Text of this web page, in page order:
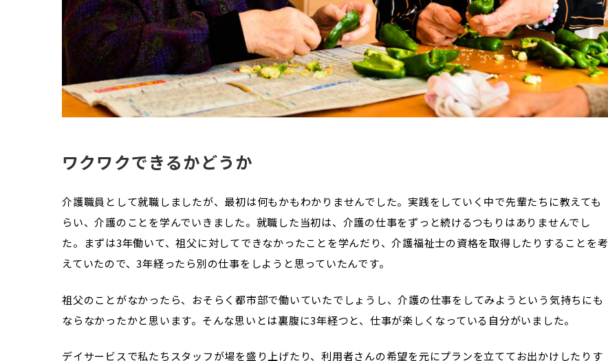
ワクワクできるかどうか
介護職員として就職しましたが、最初は何もかもわかりませんでした。実践をしていく中で先輩たちに教えても
らい、介護のことを学んでいきました。就職した当初は、介護の仕事をずっと続けるつもりはありませんでし
た。まずは3年働いて、祖父に対してできなかったことを学んだり、介護福祉士の資格を取得したりすることを考
えていたので、3年経ったら別の仕事をしようと思っていたんです。
祖父のことがなかったら、おそらく都市部で働いていたでしょうし、介護の仕事をしてみようという気持ちにも
ならなかったかと思います。そんな思いとは裏腹に3年経つと、仕事が楽しくなっている自分がいました。
デイサービスで私たちスタッフが場を盛り上げたり、利用者さんの希望を元にプランを立ててお出かけしたりす